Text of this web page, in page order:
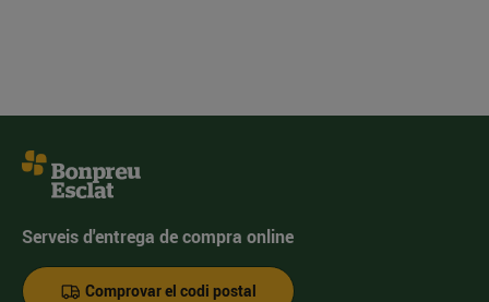
Serveis d'entrega de compra online
Comprovar el codi postal